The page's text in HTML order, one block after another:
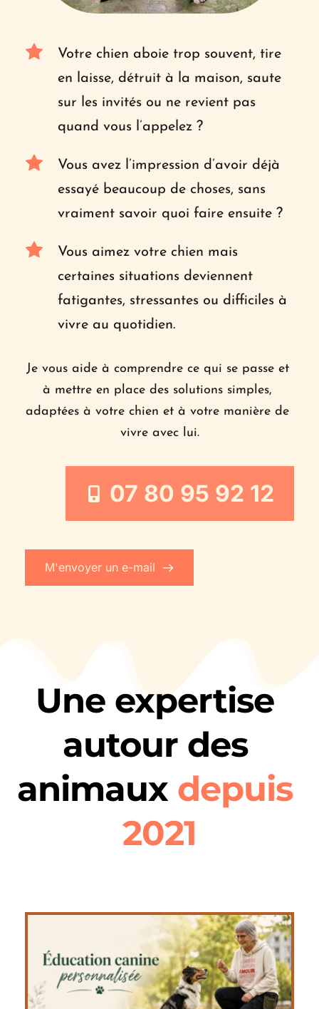
Votre chien aboie trop souvent, tire
en laisse, détruit à la maison, saute
sur les invités ou ne revient pas
quand vous l’appelez ?
Vous avez l’impression d’avoir déjà
essayé beaucoup de choses, sans
vraiment savoir quoi faire ensuite ?
Vous aimez votre chien mais
certaines situations deviennent
fatigantes, stressantes ou difficiles à
vivre au quotidien.
Je vous aide à comprendre ce qui se passe et
à mettre en place des solutions simples,
adaptées à votre chien et à votre manière de
vivre avec lui.
07 80 95 92 12
M'envoyer un e-mail
Une expertise
autour des
animaux depuis
2021